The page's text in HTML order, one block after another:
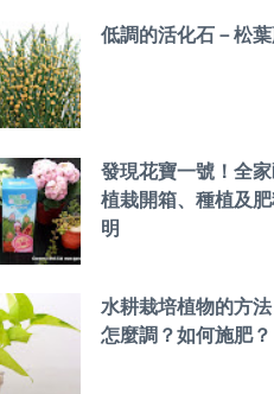
低調的活化石－松
發現花寶一號！全
植栽開箱、種植及
明
水耕栽培植物的方
怎麼調？如何施肥？